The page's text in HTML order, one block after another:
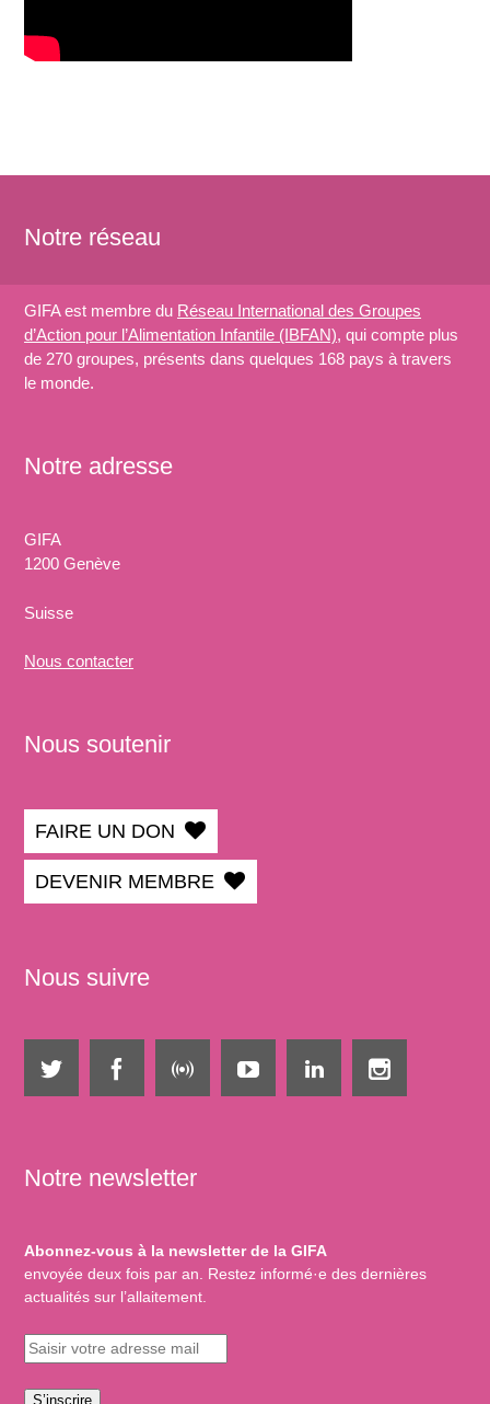
Notre réseau
GIFA est membre du Réseau International des Groupes
d’Action pour l’Alimentation Infantile (IBFAN), qui compte plus
de 270 groupes, présents dans quelques 168 pays à travers
le monde.
Notre adresse
GIFA
1200 Genève
Suisse
Nous contacter
Nous soutenir
FAIRE UN DON
DEVENIR MEMBRE
Nous suivre
Notre newsletter
Abonnez-vous à la newsletter de la GIFA
envoyée deux fois par an. Restez informé·e des dernières
actualités sur l’allaitement.
S’inscrire